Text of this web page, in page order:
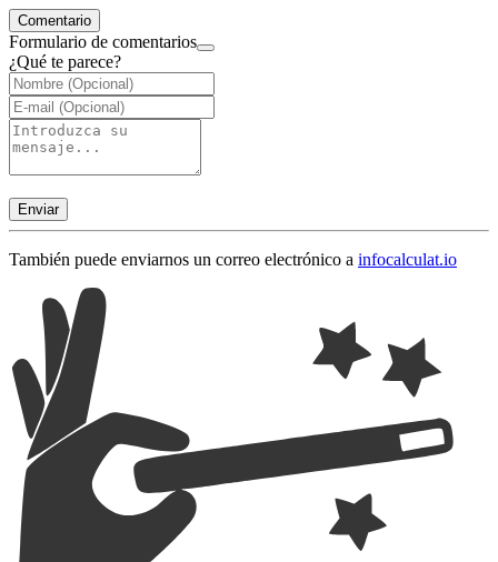
Comentario
Formulario de comentarios
¿Qué te parece?
Enviar
También puede enviarnos un correo electrónico a infocalculat.io